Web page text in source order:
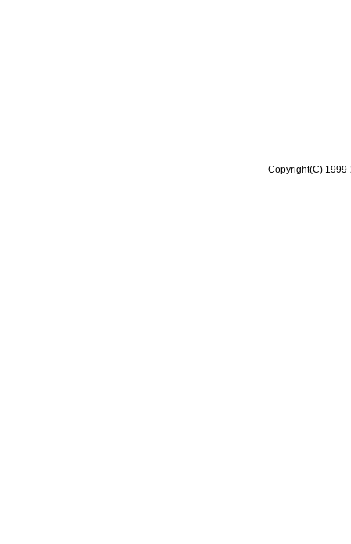
Copyright(C)